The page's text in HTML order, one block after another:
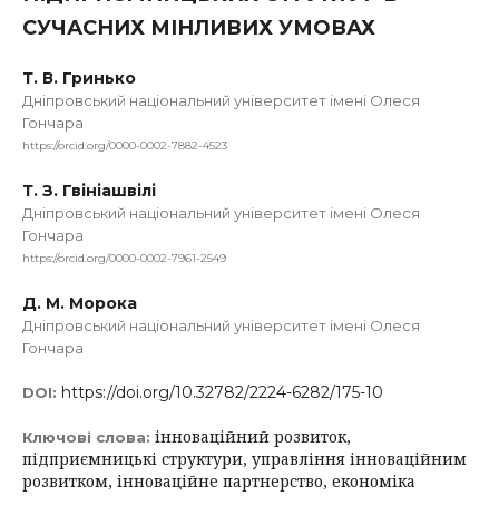
СУЧАСНИХ МІНЛИВИХ УМОВАХ
Т. В. Гринько
Дніпровський національний університет імені Олеся
Гончара
https://orcid.org/0000-0002-7882-4523
Т. З. Гвініашвілі
Дніпровський національний університет імені Олеся
Гончара
https://orcid.org/0000-0002-7961-2549
Д. М. Морока
Дніпровський національний університет імені Олеся
Гончара
DOI: https://doi.org/10.32782/2224-6282/175-10
Ключові слова: інноваційний розвиток,
підприємницькі структури, управління інноваційним
розвитком, інноваційне партнерство, економіка